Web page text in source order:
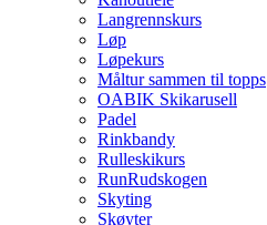
Langrennskurs
Løp
Løpekurs
Måltur sammen til topps
OABIK Skikarusell
Padel
Rinkbandy
Rulleskikurs
RunRudskogen
Skyting
Skøyter